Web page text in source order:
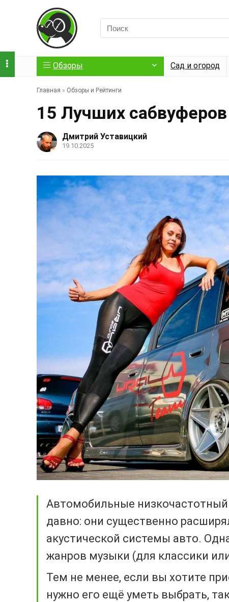
Обзоры Сад и огород
Главная » Обзоры и Рейтинги
15 Лучших
Дмитрий Уставицкий
19.10.2025
Автомобильные
давно: они существенно
акустической системы авто.
жанров музыки (для классики
Тем не менее, если вы хотите
нужно его ещё уметь выбрать,